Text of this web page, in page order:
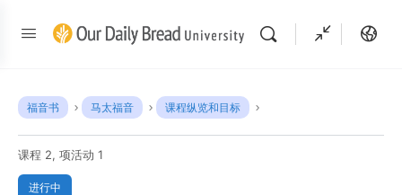
福音书 马太福音 课程纵览和目标
课程 2, 项活动 1
进行中